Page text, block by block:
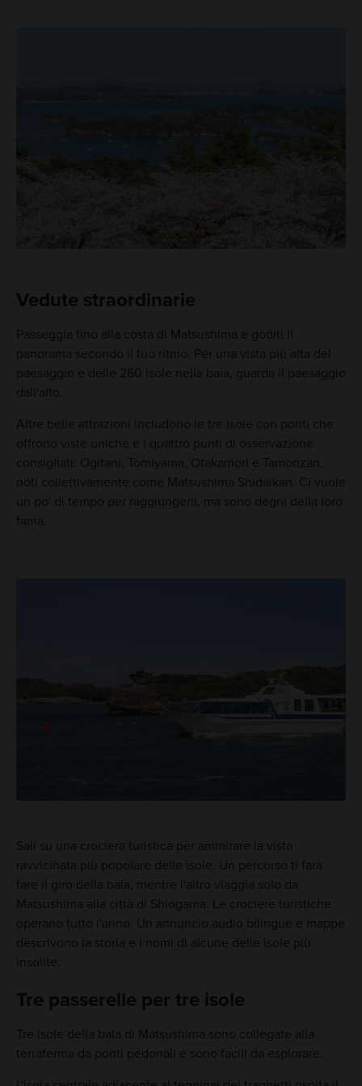
Vedute straordinarie
Passeggia fino alla costa di Matsushima e goditi il
panorama secondo il tuo ritmo. Per una vista più alta del
paesaggio e delle 260 isole nella baia, guarda il paesaggio
dall'alto.
Altre belle attrazioni includono le tre isole con ponti che
offrono viste uniche e i quattro punti di osservazione
consigliati: Ogitani, Tomiyama, Otakamori e Tamonzan,
noti collettivamente come Matsushima Shidaikan. Ci vuole
un po' di tempo per raggiungerli, ma sono degni della loro
fama.
Sali su una crociera turistica per ammirare la vista
ravvicinata più popolare delle isole. Un percorso ti farà
fare il giro della baia, mentre l'altro viaggia solo da
Matsushima alla città di Shiogama. Le crociere turistiche
operano tutto l'anno. Un annuncio audio bilingue e mappe
descrivono la storia e i nomi di alcune delle isole più
insolite.
Tre passerelle per tre isole
Tre isole della baia di Matsushima sono collegate alla
terraferma da ponti pedonali e sono facili da esplorare.